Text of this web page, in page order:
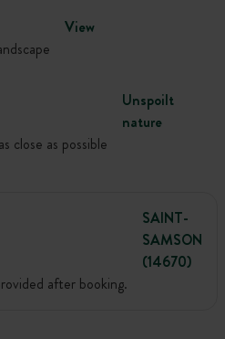
View
Unspoilt
nature
close as possible
SAINT-
SAMSON
(14670)
after booking.